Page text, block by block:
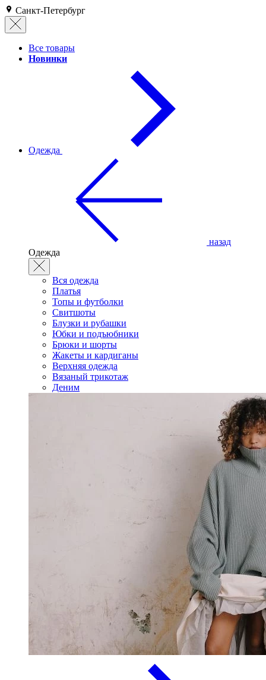
Санкт-Петербург
Все товары
Новинки
Одежда
назад
Одежда
Вся одежда
Платья
Топы и футболки
Свитшоты
Блузки и рубашки
Юбки и подъюбники
Брюки и шорты
Жакеты и кардиганы
Верхняя одежда
Вязаный трикотаж
Деним